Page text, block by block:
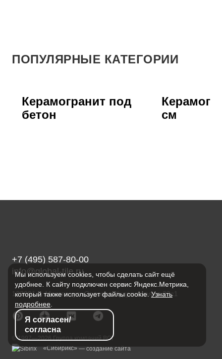
ПОПУЛЯРНЫЕ КАТЕГОРИИ
Керамогранит под
бетон
см
+7 (495) 587-80-00
info@global-tile.ru
123001, г. Москва, ул. Садовая-Кудринская, д.32с1
© 1997—2026 Группа компаний ВОГ
«Сибирикс»— создание сайта
Мы используем cookies, чтобы сделать сайт ещё
удобнее. К сайту подключен сервис Яндекс.Метрика,
который также использует файлы cookie.Узнать
подробнее
Я согласен/
согласна